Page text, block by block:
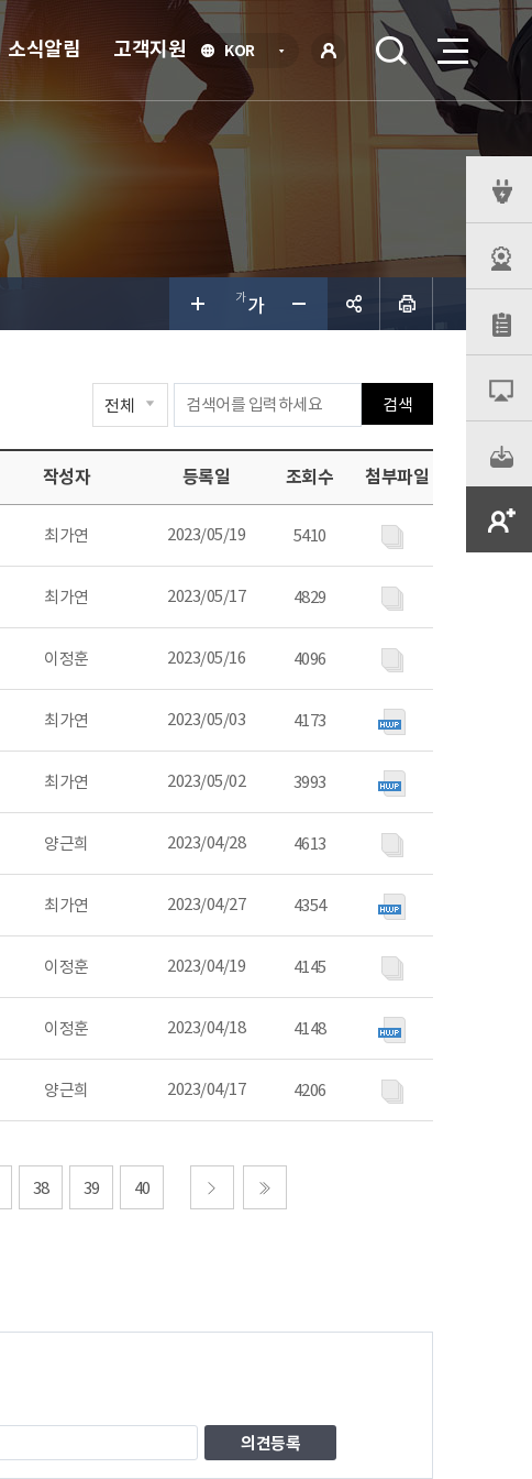
KOR언
선
그인
소식알림 고객지원
검색
작성자 등록일 조회수 첨부파일
최가연 2023/05/19 5410
최가연 2023/05/17 4829
이정훈 2023/05/16 4096
최가연 2023/05/03 4173
최가연 2023/05/02 3993
양근희 2023/04/28 4613
최가연 2023/04/27 4354
이정훈 2023/04/19 4145
이정훈 2023/04/18 4148
양근희 2023/04/17 4206
38 39
40